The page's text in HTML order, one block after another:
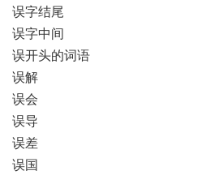
误字结尾
误字中间
误开头的词语
误解
误会
误导
误差
误国